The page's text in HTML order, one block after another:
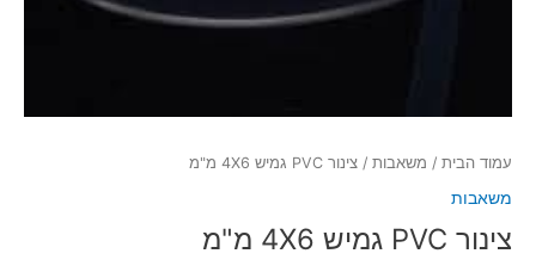
עמוד הבית / משאבות / צינור PVC גמיש 4X6 מ"מ
משאבות
צינור PVC גמיש 4X6 מ"מ